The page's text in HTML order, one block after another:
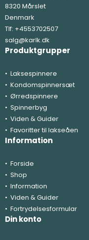
8320 Mårslet
Denmark
Tlf: +4553702507
salg@karlk.dk
Produktgrupper
Laksespinnere
Kondomspinnersæt
Ørredspinnere
Spinnerbyg
Viden & Guider
Favoritter til lakseåen
Information
Forside
Shop
Information
Viden & Guider
Fortrydelsesformular
Din konto